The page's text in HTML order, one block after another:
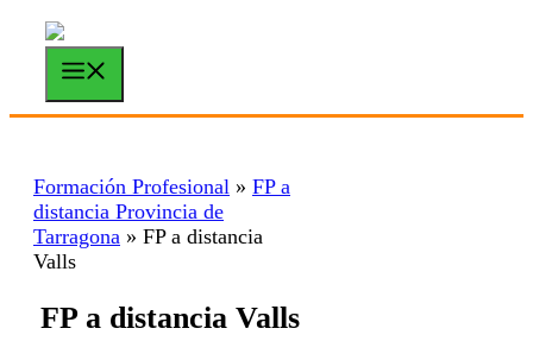
Saltar
contenido
Formación Profesional » FP a
distancia Provincia de
Tarragona » FP a distancia
Valls
FP a distancia Valls